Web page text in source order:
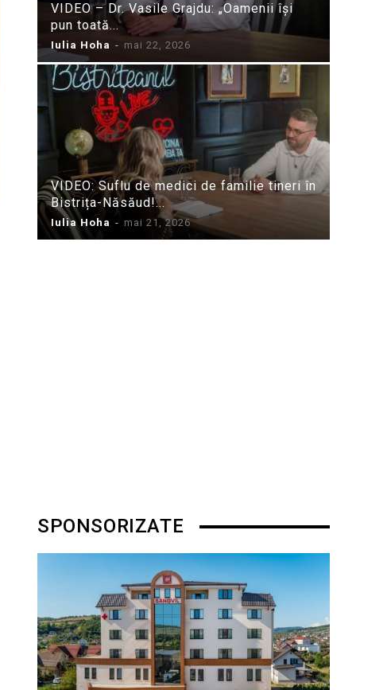
VIDEO – Dr. Vasile Grajdu: „Oamenii își
pun toată...
Iulia Hoha - mai 22, 2026
VIDEO: Suflu de medici de familie tineri în
Bistrița-Năsăud!...
Iulia Hoha - mai 21, 2026
SPONSORIZATE